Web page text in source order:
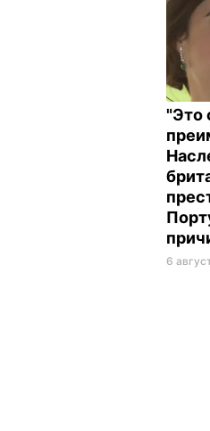
"Это
6